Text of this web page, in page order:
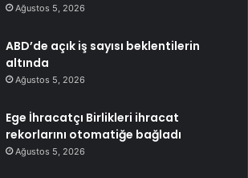
Ağustos 5, 2026
ABD’de açık iş sayısı beklentilerin
altında
Ağustos 5, 2026
Ege İhracatçı Birlikleri ihracat
rekorlarını otomatiğe bağladı
Ağustos 5, 2026